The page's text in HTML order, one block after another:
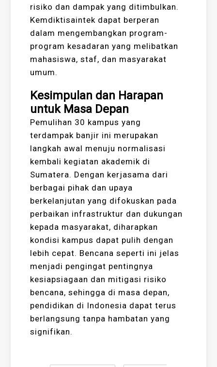
risiko dan dampak yang ditimbulkan.
Kemdiktisaintek dapat berperan
dalam mengembangkan program-
program kesadaran yang melibatkan
mahasiswa, staf, dan masyarakat
umum.
Kesimpulan dan Harapan
untuk Masa Depan
Pemulihan 30 kampus yang
terdampak banjir ini merupakan
langkah awal menuju normalisasi
kembali kegiatan akademik di
Sumatera. Dengan kerjasama dari
berbagai pihak dan upaya
berkelanjutan yang difokuskan pada
perbaikan infrastruktur dan dukungan
kepada masyarakat, diharapkan
kondisi kampus dapat pulih dengan
lebih cepat. Bencana seperti ini jelas
menjadi pengingat pentingnya
kesiapsiagaan dan mitigasi risiko
bencana, sehingga di masa depan,
pendidikan di Indonesia dapat terus
berlangsung tanpa hambatan yang
signifikan.